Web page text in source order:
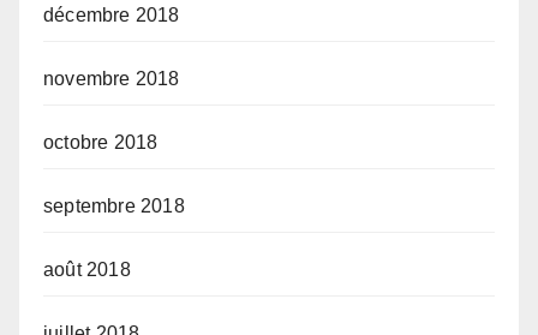
décembre 2018
novembre 2018
octobre 2018
septembre 2018
août 2018